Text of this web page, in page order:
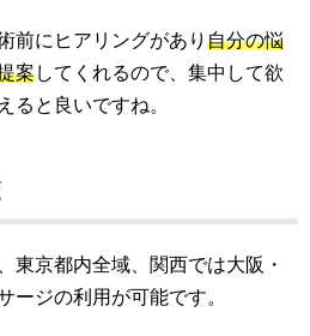
前にヒアリングがあり 自分の悩
案してくれるので、集中して欲
ると良いですね。
東京都内全域、関西では大阪・
ージの利用が可能です。